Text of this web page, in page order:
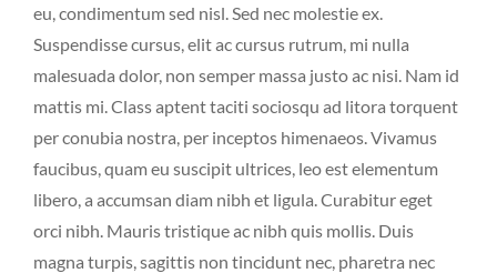
eu, condimentum sed nisl. Sed nec molestie ex.
Suspendisse cursus, elit ac cursus rutrum, mi nulla
malesuada dolor, non semper massa justo ac nisi. Nam id
mattis mi. Class aptent taciti sociosqu ad litora torquent
per conubia nostra, per inceptos himenaeos. Vivamus
faucibus, quam eu suscipit ultrices, leo est elementum
libero, a accumsan diam nibh et ligula. Curabitur eget
orci nibh. Mauris tristique ac nibh quis mollis. Duis
magna turpis, sagittis non tincidunt nec, pharetra nec